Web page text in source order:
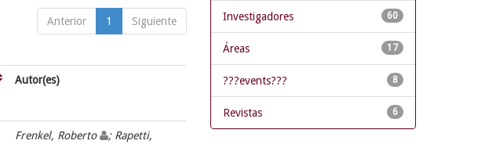
Anterior 1 Siguiente
Autor(es)
Frenkel, Roberto
; Rapetti,
60
Investigadores
17
Áreas
8
???events???
6
Revistas